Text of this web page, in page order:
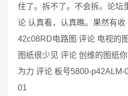
住了。拆不了。不会拆。论坛
论 认真看，认真瞧。果然有
42c08RD电路图 评论 电视的
图纸很少见 评论 创维的图纸
为力 评论 板号5800-
01